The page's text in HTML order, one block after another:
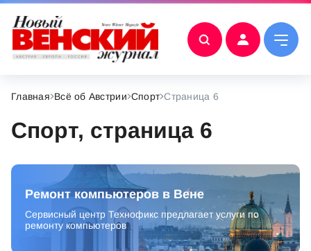
Главная Всё об Австрии Спорт Страница 6
Спорт, страница 6
Ремонт компьютеров в Вене
Сервисный центр Технофикс предлагает услуги по
ремонту компьютеров